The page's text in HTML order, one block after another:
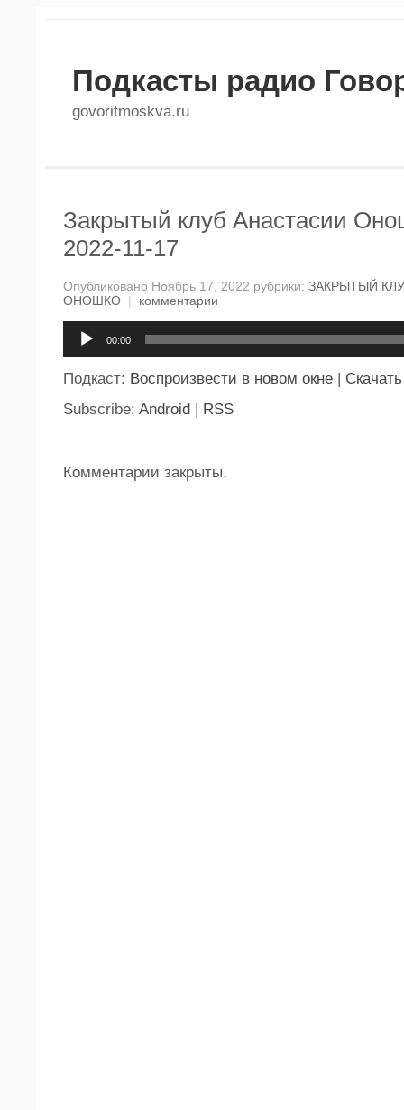
Подкасты радио
govoritmoskva.ru
Закрытый клуб Анастасии
2022-11-17
Опубликовано Ноябрь 17, 2022 рубрики: ЗАКРЫТЫЙ
ОНОШКО | комментарии
00:00
Подкаст: Воспроизвести в новом окне | Скачать
Subscribe: Android | RSS
Комментарии закрыты.